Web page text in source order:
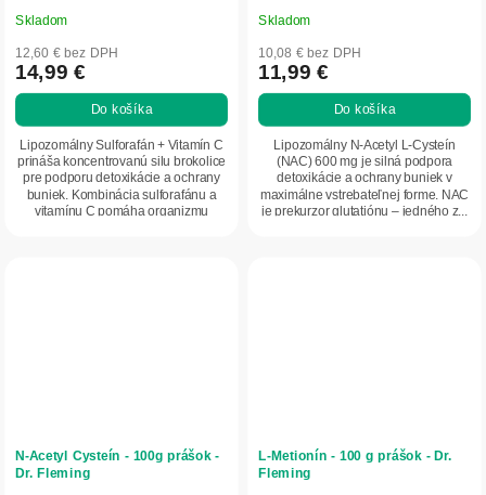
Skladom
12,60 € bez DPH
14,99 €
Do košíka
Lipozomálny Sulforafán + Vitamín C
prináša koncentrovanú silu brokolice
pre podporu detoxikácie a ochrany
buniek. Kombinácia sulforafánu a
vitamínu C pomáha organizmu
Skladom
10,08 € bez DPH
11,99 €
Do košíka
Lipozomálny N-Acetyl L-Cysteín
(NAC) 600 mg je silná podpora
detoxikácie a ochrany buniek v
maximálne vstrebateľnej forme. NAC
je prekurzor glutatiónu – jedného z...
N-Acetyl Cysteín - 100g prášok -
Dr. Fleming
L-Metionín - 100 g prášok - Dr.
Fleming